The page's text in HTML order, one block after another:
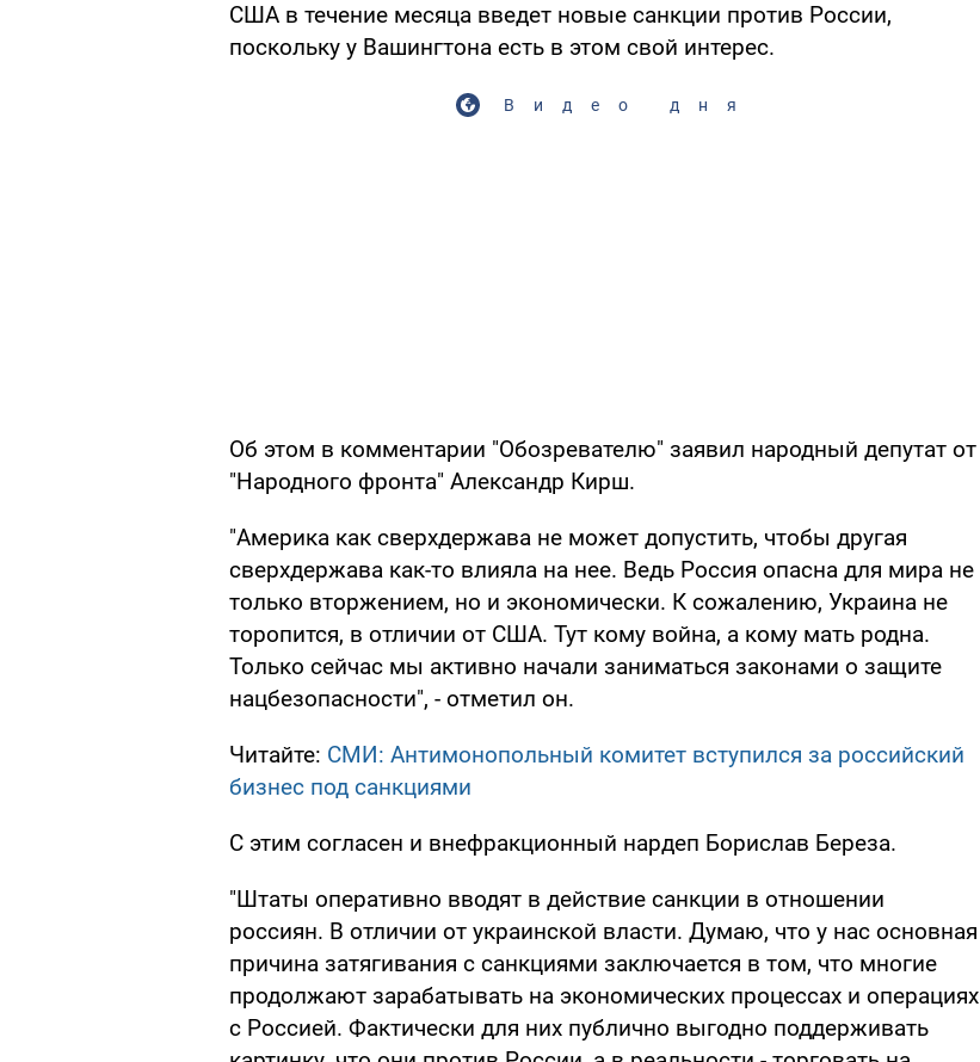
США в течение месяца введет новые санкции против России,
поскольку у Вашингтона есть в этом свой интерес.
Видео дня
Об этом в комментарии "Обозревателю" заявил народный депутат от
"Народного фронта" Александр Кирш.
"Америка как сверхдержава не может допустить, чтобы другая
сверхдержава как-то влияла на нее. Ведь Россия опасна для мира не
только вторжением, но и экономически. К сожалению, Украина не
торопится, в отличии от США. Тут кому война, а кому мать родна.
Только сейчас мы активно начали заниматься законами о защите
нацбезопасности", - отметил он.
Читайте: СМИ: Антимонопольный комитет вступился за российский
бизнес под санкциями
С этим согласен и внефракционный нардеп Борислав Береза.
"Штаты оперативно вводят в действие санкции в отношении
россиян. В отличии от украинской власти. Думаю, что у нас основная
причина затягивания с санкциями заключается в том, что многие
продолжают зарабатывать на экономических процессах и операциях
с Россией. Фактически для них публично выгодно поддерживать